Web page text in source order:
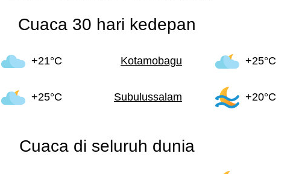
Cuaca 30 hari kedepan
+21°C Kotamobagu +25°C
+25°C Subulussalam +20°C
Cuaca di seluruh dunia